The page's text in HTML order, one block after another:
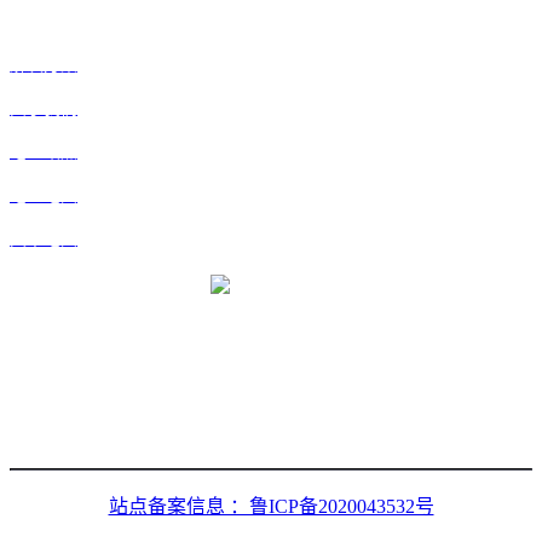
站点备案信息 ：鲁ICP备2020043532号